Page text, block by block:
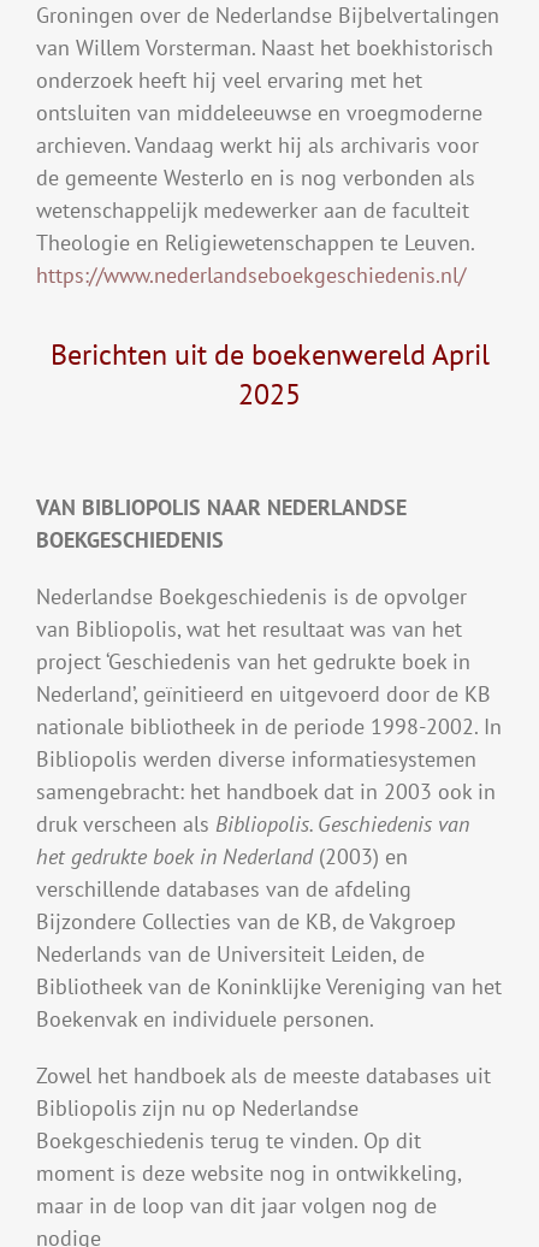
Groningen over de Nederlandse Bijbelvertalingen
van Willem Vorsterman. Naast het boekhistorisch
onderzoek heeft hij veel ervaring met het
ontsluiten van middeleeuwse en vroegmoderne
archieven. Vandaag werkt hij als archivaris voor
de gemeente Westerlo en is nog verbonden als
wetenschappelijk medewerker aan de faculteit
Theologie en Religiewetenschappen te Leuven.
https://www.nederlandseboekgeschiedenis.nl/
Berichten uit de boekenwereld April
2025
VAN BIBLIOPOLIS NAAR NEDERLANDSE
BOEKGESCHIEDENIS
Nederlandse Boekgeschiedenis is de opvolger
van Bibliopolis, wat het resultaat was van het
project ‘Geschiedenis van het gedrukte boek in
Nederland’, geïnitieerd en uitgevoerd door de KB
nationale bibliotheek in de periode 1998-2002. In
Bibliopolis werden diverse informatiesystemen
samengebracht: het handboek dat in 2003 ook in
druk verscheen als Bibliopolis. Geschiedenis van
het gedrukte boek in Nederland(2003) en
verschillende databases van de afdeling
Bijzondere Collecties van de KB, de Vakgroep
Nederlands van de Universiteit Leiden, de
Bibliotheek van de Koninklijke Vereniging van het
Boekenvak en individuele personen.
Zowel het handboek als de meeste databases uit
Bibliopolis zijn nu op Nederlandse
Boekgeschiedenis terug te vinden. Op dit
moment is deze website nog in ontwikkeling,
maar in de loop van dit jaar volgen nog de
nodige